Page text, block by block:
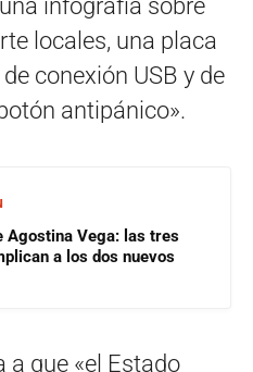
infografía sobre
locales, una placa
conexión USB y de
antipánico».
Agostina Vega: las tres
a los dos nuevos
a que «el Estado